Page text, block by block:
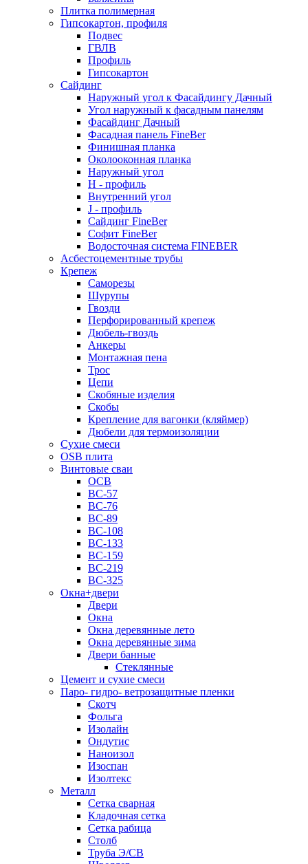
Плитка полимерная
Гипсокартон, профиля
Подвес
ГВЛВ
Профиль
Гипсокартон
Сайдинг
Наружный угол к Фасайдингу Дачный
Угол наружный к фасадным панелям
Фасайдинг Дачный
Фасадная панель FineBer
Финишная планка
Околооконная планка
Наружный угол
H - профиль
Внутренний угол
J - профиль
Сайдинг FineBer
Софит FineBer
Водосточная система FINEBER
Асбестоцементные трубы
Крепеж
Саморезы
Шурупы
Гвозди
Перфорированный крепеж
Дюбель-гвоздь
Анкеры
Монтажная пена
Трос
Цепи
Скобяные изделия
Скобы
Крепление для вагонки (кляймер)
Дюбели для термоизоляции
Сухие смеси
OSB плита
Винтовые сваи
ОСВ
ВС-57
ВС-76
ВС-89
ВС-108
ВС-133
ВС-159
ВС-219
ВС-325
Окна+двери
Двери
Окна
Окна деревянные лето
Окна деревянные зима
Двери банные
Стеклянные
Цемент и сухие смеси
Паро- гидро- ветрозащитные пленки
Скотч
Фольга
Изолайн
Ондутис
Наноизол
Изоспан
Изолтекс
Металл
Сетка сварная
Кладочная сетка
Сетка рабица
Столб
Труба Э/СВ